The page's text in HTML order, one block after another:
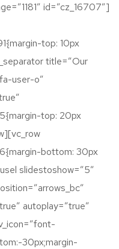
id=”cz_16707″]
top: 10px
title=”Our
user-o”
top: 20px
bottom: 30px
slidestoshow=”5″
autoplay=”true”
30px;margin-